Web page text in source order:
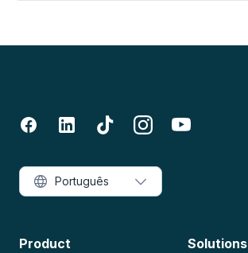
Product Solutions
Português